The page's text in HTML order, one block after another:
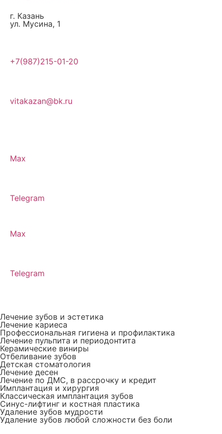
г. Казань
ул. Мусина, 1
+7(987)215-01-20
vitakazan@bk.ru
Max
Telegram
Max
Telegram
Лечение зубов и эстетика
Лечение кариеса
Профессиональная гигиена и профилактика
Лечение пульпита и периодонтита
Керамические виниры
Отбеливание зубов
Детская стоматология
Лечение десен
Лечение по ДМС, в рассрочку и кредит
Имплантация и хирургия
Классическая имплантация зубов
Синус-лифтинг и костная пластика
Удаление зубов мудрости
Удаление зубов любой сложности без боли